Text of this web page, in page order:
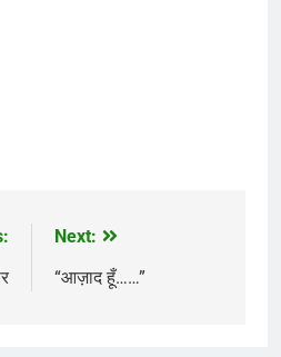
Next:
“आज़ाद हूँ……”